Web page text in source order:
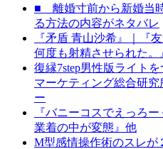
■ 離婚寸前から新婚当
る方法の内容がネタバレ
『矛盾 青山沙希』｜『
何度も射精させられた。
復縁7step男性版ライト
マーケティング総合研究
ー
『バニーコスでえっろ
業着の中が変態』他
M型感情操作術のスレが